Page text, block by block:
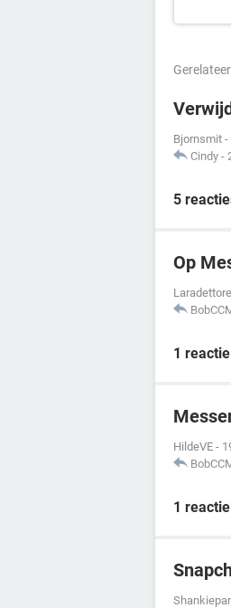
Bjornsmit -
Cindy -
5
Op
Laradettore
1 reactie
HildeVE -
1 reactie